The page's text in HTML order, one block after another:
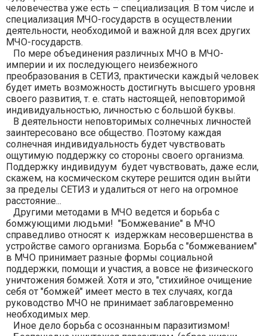
человечества уже есть – специализация. В том числе и
специализация МЧО-государств в осуществлении
деятельности, необходимой и важной для всех других
МЧО-государств.
По мере объединения различных МЧО в МЧО-
империи и их последующего неизбежного
преобразования в СЕТИЗ, практически каждый человек
будет иметь возможность достигнуть высшего уровня
своего развития, т. е. стать настоящей, неповторимой
индивидуальностью, личностью с большой буквы.
В деятельности неповторимых солнечных личностей
заинтересовано все общество. Поэтому каждая
солнечная индивидуальность будет чувствовать
ощутимую поддержку со стороны своего организма.
Поддержку индивидуум будет чувствовать, даже если,
скажем, на космическом скутере решится один выйти
за пределы СЕТИЗ и удалиться от него на огромное
расстояние...
Другими методами в МЧО ведется и борьба с
бомжующими людьми! "Бомжевание" в МЧО
справедливо относят к издержкам несовершенства в
устройстве самого организма. Борьба с "бомжеванием"
в МЧО принимает разные формы социальной
поддержки, помощи и участия, а вовсе не физического
уничтожения бомжей. Хотя и это, "стихийное очищение
себя от "бомжей" имеет место в тех случаях, когда
руководство МЧО не принимает заблаговременно
необходимых мер.
Иное дело борьба с осознанным паразитизмом!